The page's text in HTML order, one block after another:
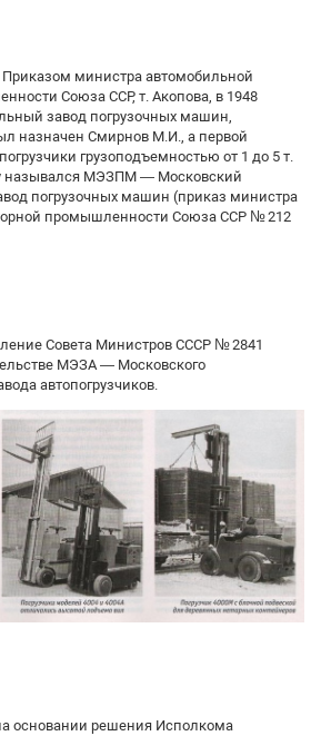
министра автомобильной
Союза ССР, т. Акопова, в 1948
завод погрузочных машин,
назначен Смирнов М.И., а первой
грузоподъемностью от 1 до 5 т.
назывался МЭЗПМ — Московский
погрузочных машин (приказ министра
промышленности Союза ССР № 212
Совета Министров СССР № 2841
МЭЗА — Московского
автопогрузчиков.
на основании решения Исполкома